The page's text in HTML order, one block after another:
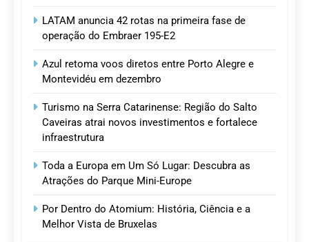
LATAM anuncia 42 rotas na primeira fase de
operação do Embraer 195-E2
Azul retoma voos diretos entre Porto Alegre e
Montevidéu em dezembro
Turismo na Serra Catarinense: Região do Salto
Caveiras atrai novos investimentos e fortalece
infraestrutura
Toda a Europa em Um Só Lugar: Descubra as
Atrações do Parque Mini-Europe
Por Dentro do Atomium: História, Ciência e a
Melhor Vista de Bruxelas